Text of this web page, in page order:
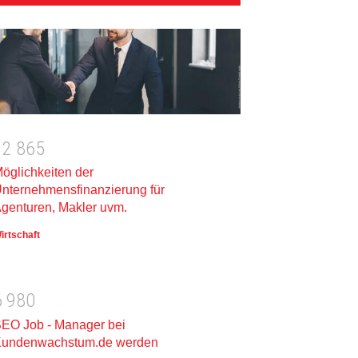
2 865
der
für
Makler uvm.
980
Job - Manager bei
werden